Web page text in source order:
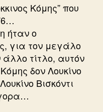
Κόμης” που
ήταν ο
για τον μεγάλο
άλλο τίτλο, αυτόν
δον Λουκίνο
Βισκόντι